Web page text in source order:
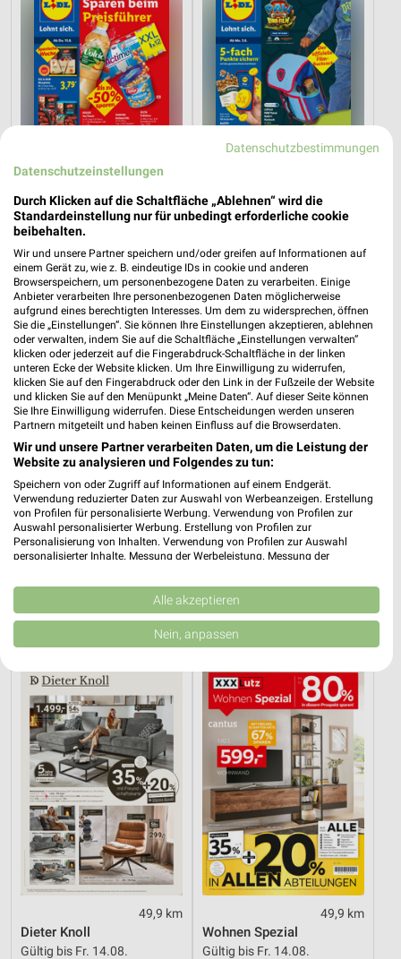
Angebote ab 10.08.
Gültig ab Mo. 10.08.
Angebote ab 03.08.
Noch morgen gültig
PENNY
Angebote ab 03.08.
toom Baumarkt
Angebote ab 01.08.
Noch heute gültig
XXXLutz
49,9 km
Dieter Knoll
Gültig bis Fr. 14.08.
XXXLutz
49,9 km
Wohnen Spezial
Gültig bis Fr. 14.08.
Datenschutzbestimmungen
Datenschutzeinstellungen
Durch Klicken auf die Schaltfläche „Ablehnen“ wird die
Standardeinstellung nur für unbedingt erforderliche cookie
beibehalten.
Wir und unsere Partner speichern und/oder greifen auf Informationen auf
einem Gerät zu, wie z. B. eindeutige IDs in cookie und anderen
Browserspeichern, um personenbezogene Daten zu verarbeiten. Einige
Anbieter verarbeiten Ihre personenbezogenen Daten möglicherweise
aufgrund eines berechtigten Interesses. Um dem zu widersprechen, öffnen
Sie die „Einstellungen“. Sie können Ihre Einstellungen akzeptieren, ablehnen
oder verwalten, indem Sie auf die Schaltfläche „Einstellungen verwalten“
klicken oder jederzeit auf die Fingerabdruck-Schaltfläche in der linken
unteren Ecke der Website klicken. Um Ihre Einwilligung zu widerrufen,
klicken Sie auf den Fingerabdruck oder den Link in der Fußzeile der Website
und klicken Sie auf den Menüpunkt „Meine Daten“. Auf dieser Seite können
Sie Ihre Einwilligung widerrufen. Diese Entscheidungen werden unseren
Partnern mitgeteilt und haben keinen Einfluss auf die Browserdaten.
Wir und unsere Partner verarbeiten Daten, um die Leistung der
Website zu analysieren und Folgendes zu tun:
Speichern von oder Zugriff auf Informationen auf einem Endgerät.
Verwendung reduzierter Daten zur Auswahl von Werbeanzeigen. Erstellung
von Profilen für personalisierte Werbung. Verwendung von Profilen zur
Auswahl personalisierter Werbung. Erstellung von Profilen zur
Personalisierung von Inhalten. Verwendung von Profilen zur Auswahl
personalisierter Inhalte. Messung der Werbeleistung. Messung der
Kombinationen von Daten aus verschiedenen Quellen. Entwicklung und
Verbesserung der Angebote. Verwendung reduzierter Daten zur Auswahl
von Inhalten.
Daten können außerhalb der Europäischen Union weitergegeben und in die
USA gesendet werden.
Website/App.
Partnerliste anzeigen (1 IAB-Anbieter)
Wir nutzen Ihre Daten für folgende Zwecke:
IAB-Verarbeitungszwecke:
Speichern von oder Zugriff auf Informationen
auf einem Endgerät
Verwendung reduzierter Daten zur Auswahl von
Werbeanzeigen
Erstellung von Profilen für personalisierte
Werbung
Verwendung von Profilen zur Auswahl
personalisierter Werbung
Alle akzeptieren
Nein, anpassen